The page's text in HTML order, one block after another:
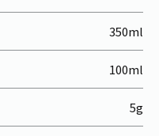
350ml
100ml
5g